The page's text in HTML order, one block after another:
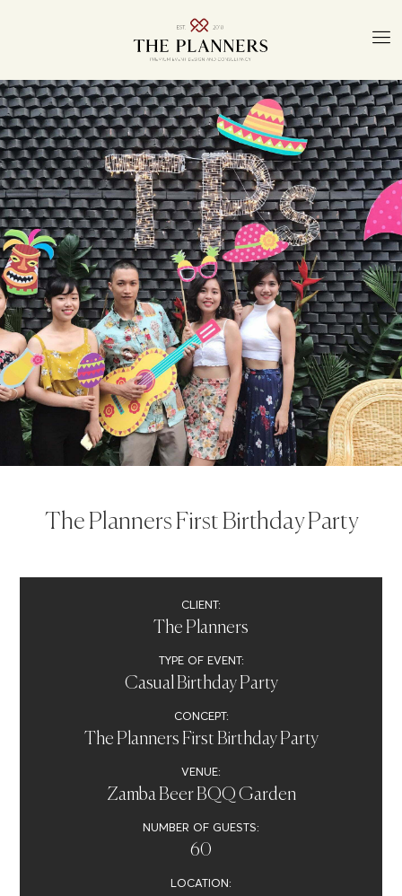
The Planners First Birthday Party
CLIENT:
The Planners
TYPE OF EVENT:
Casual Birthday Party
CONCEPT:
The Planners First Birthday Party
VENUE:
Zamba Beer BQQ Garden
NUMBER OF GUESTS:
60
LOCATION: